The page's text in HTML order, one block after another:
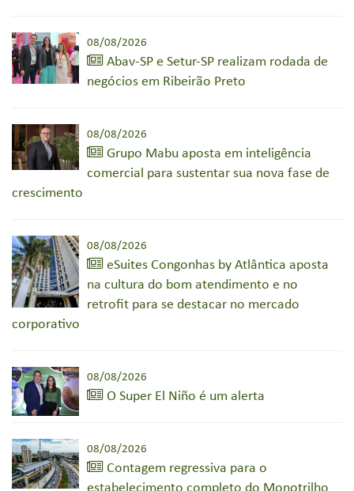
08/08/2026
Abav-SP e Setur-SP realizam rodada de
negócios em Ribeirão Preto
08/08/2026
Grupo Mabu aposta em inteligência
comercial para sustentar sua nova fase de
crescimento
08/08/2026
eSuites Congonhas by Atlântica aposta
na cultura do bom atendimento e no
retrofit para se destacar no mercado
corporativo
08/08/2026
O Super El Niño é um alerta
08/08/2026
Contagem regressiva para o